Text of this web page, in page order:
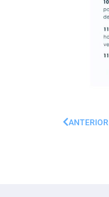
ANTERIOR